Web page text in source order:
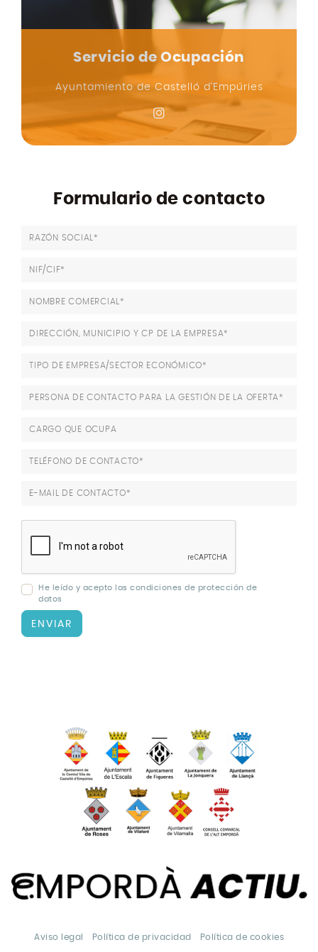
Servicio de Ocupación
Ayuntamiento de Castelló d'Empúries
Formulario de contacto
RAZÓN SOCIAL*
NIF/CIF*
NOMBRE COMERCIAL*
DIRECCIÓN, MUNICIPIO Y CP DE LA EMPRESA*
TIPO DE EMPRESA/SECTOR ECONÓMICO*
PERSONA DE CONTACTO PARA LA GESTIÓN DE LA OFERTA*
CARGO QUE OCUPA
TELÉFONO DE CONTACTO*
E-MAIL DE CONTACTO*
He leído y acepto las condiciones de protección de
datos
ENVIAR
Aviso legal Política de privacidad Política de cookies